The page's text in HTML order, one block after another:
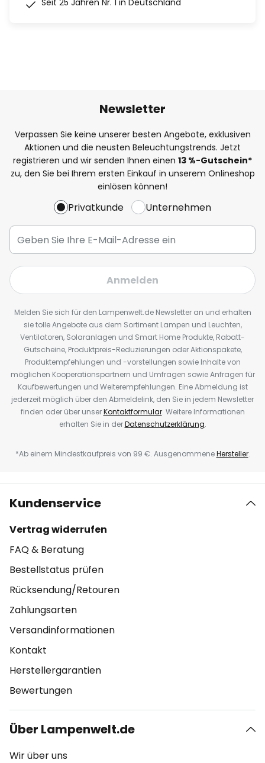
Seit 25 Jahren Nr. 1 in Deutschland
Newsletter
Verpassen Sie keine unserer besten Angebote, exklusiven
Aktionen und die neusten Beleuchtungstrends. Jetzt
registrieren und wir senden Ihnen einen 13 %-Gutschein*
zu, den Sie bei Ihrem ersten Einkauf in unserem Onlineshop
einlösen können!
Privatkunde Unternehmen
Anmelden
Melden Sie sich für den Lampenwelt.de Newsletter an und erhalten
sie tolle Angebote aus dem Sortiment Lampen und Leuchten,
Ventilatoren, Solaranlagen und Smart Home Produkte, Rabatt-
Gutscheine, Produktpreis-Reduzierungen oder Aktionspakete,
Produktempfehlungen und -vorstellungen sowie Inhalte von
möglichen Kooperationspartnern und Umfragen sowie Anfragen für
Kaufbewertungen und Weiterempfehlungen. Eine Abmeldung ist
jederzeit möglich über den Abmeldelink, den Sie in jedem Newsletter
finden oder über unserKontaktformular. Weitere Informationen
erhalten Sie in derDatenschutzerklärung.
*Ab einem Mindestkaufpreis von 99 €. AusgenommeneHersteller.
Kundenservice
Vertrag widerrufen
FAQ & Beratung
Bestellstatus prüfen
Rücksendung/Retouren
Zahlungsarten
Versandinformationen
Kontakt
Herstellergarantien
Bewertungen
Über Lampenwelt.de
Wir über uns